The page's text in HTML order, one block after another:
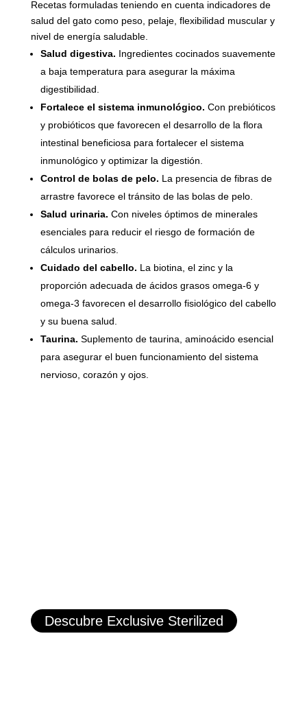
Recetas formuladas teniendo en cuenta indicadores de
salud del gato como peso, pelaje, flexibilidad muscular y
nivel de energía saludable.
Salud digestiva. Ingredientes cocinados suavemente
a baja temperatura para asegurar la máxima
digestibilidad.
Fortalece el sistema inmunológico. Con prebióticos
y probióticos que favorecen el desarrollo de la flora
intestinal beneficiosa para fortalecer el sistema
inmunológico y optimizar la digestión.
Control de bolas de pelo. La presencia de fibras de
arrastre favorece el tránsito de las bolas de pelo.
Salud urinaria. Con niveles óptimos de minerales
esenciales para reducir el riesgo de formación de
cálculos urinarios.
Cuidado del cabello. La biotina, el zinc y la
proporción adecuada de ácidos grasos omega-6 y
omega-3 favorecen el desarrollo fisiológico del cabello
y su buena salud.
Taurina. Suplemento de taurina, aminoácido esencial
para asegurar el buen funcionamiento del sistema
nervioso, corazón y ojos.
Descubre Exclusive Sterilized